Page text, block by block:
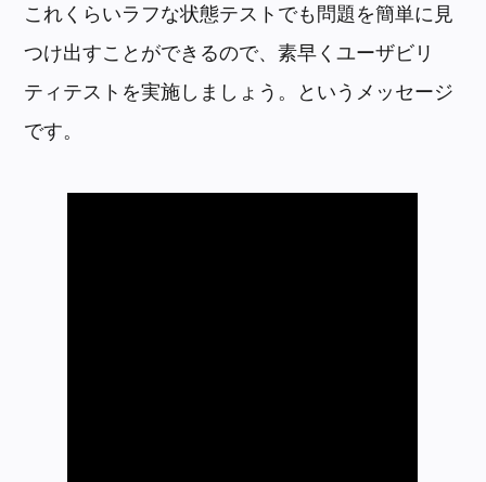
これくらいラフな状態テストでも問題を簡単に見
つけ出すことができるので、素早くユーザビリ
ティテストを実施しましょう。というメッセージ
です。